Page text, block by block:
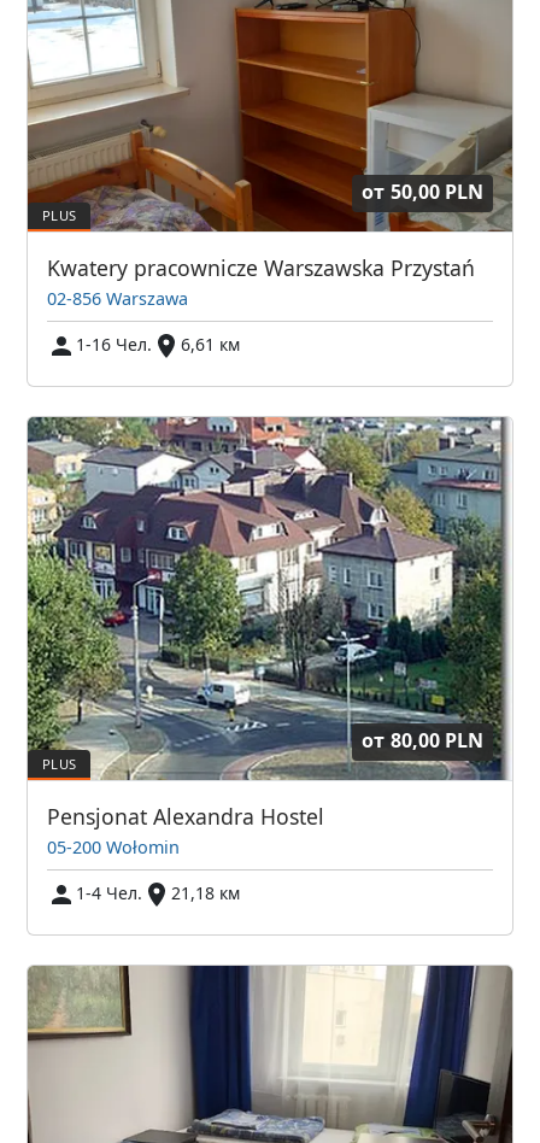
от 50,00 PLN
Kwatery pracownicze Warszawska Przystań
02-856 Warszawa
1-16 Чел.
6,61 км
от 80,00 PLN
Pensjonat Alexandra Hostel
05-200 Wołomin
1-4 Чел.
21,18 км